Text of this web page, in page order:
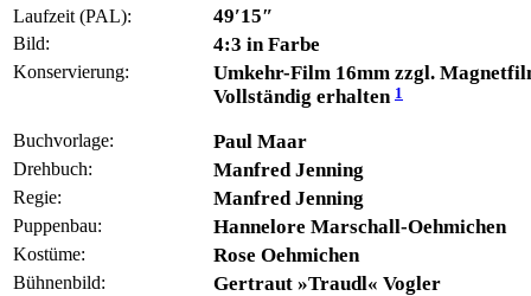
Laufzeit (PAL): 49′15″
Bild: 4:3 in Farbe
Konservierung:
Umkehr-Film 16mm zzgl.
Vollständig erhalten 1
Buchvorlage: Paul Maar
Drehbuch: Manfred Jenning
Regie: Manfred Jenning
Puppenbau: Hannelore Marschall-Oehmichen
Kostüme: Rose Oehmichen
Bühnenbild: Gertraut »Traudl« Vogler